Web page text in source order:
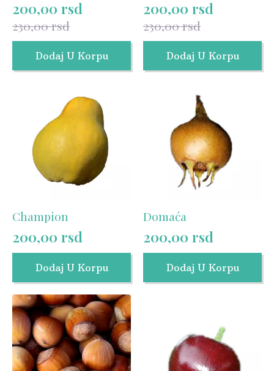
230,00rsd
Originalna
cena
bila:
200,00 rsd
Trenutna
cena
200,00 rsd.
Dodaj U Korpu
230,00rsd
Originalna
cena
bila:
230,00 rsd.
200,00 rsd
Trenutna
cena
200,00 rsd.
Dodaj U Korpu
Champion
200,00 rsd
Dodaj U Korpu
Domaća
200,00 rsd
Dodaj U Korpu